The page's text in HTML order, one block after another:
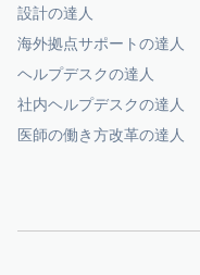
設計の達人
海外拠点サポートの達人
ヘルプデスクの達人
社内ヘルプデスクの達人
医師の働き方改革の達人